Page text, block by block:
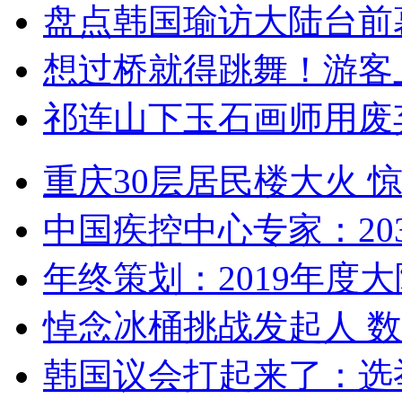
盘点韩国瑜访大陆台
想过桥就得跳舞！游客
祁连山下玉石画师用
重庆30层居民楼大火
中国疾控中心专家：
年终策划：2019年度
悼念冰桶挑战发起人
韩国议会打起来了：